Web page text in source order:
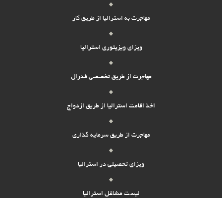
مهاجرت به استرالیا از طریق کار
ویزای ویزیتوری استرالیا
مهاجرت از طریق تخصصی فدرال
اخذ اقامت استرالیا از طریق ازدواج
مهاجرت از طریق سرمایه گذاری
ویزای تحصیلی در استرالیا
لیست مشاغل استرالیا